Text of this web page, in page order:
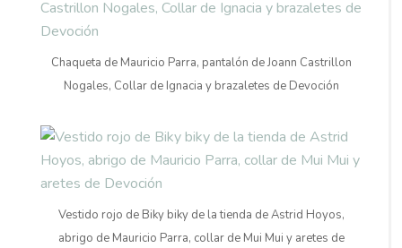
Chaqueta de Mauricio Parra, pantalón de Joann Castrillon
Nogales, Collar de Ignacia y brazaletes de Devoción
Vestido rojo de Biky biky de la tienda de Astrid Hoyos,
abrigo de Mauricio Parra, collar de Mui Mui y aretes de